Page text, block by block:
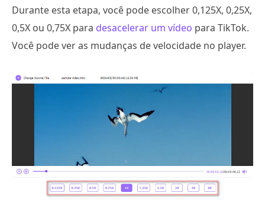
Durante esta etapa, você pode escolher 0,125X, 0,25X,
0,5X ou 0,75X para desacelerar um vídeo para TikTok.
Você pode ver as mudanças de velocidade no player.